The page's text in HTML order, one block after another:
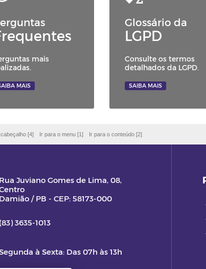
mais
MAIS
Glossário da
LGPD
Consulte os termos
detalhados da LGPD.
SAIBA MAIS
[4] Ir para o menu [1] Ir para o conteúdo [2]
Rua Juviano Gomes de Lima, 08,
Damião / PB - CEP: 58173-000
(83) 3635-1013
à Sexta: Das 07h às 13h